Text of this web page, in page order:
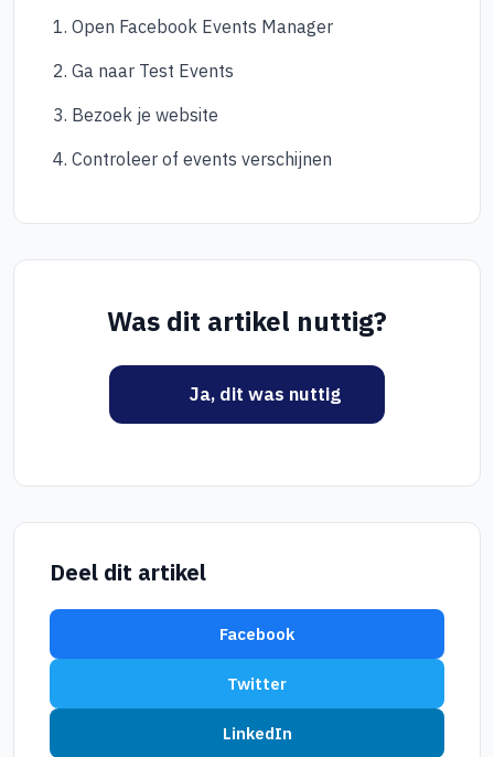
Open Facebook Events Manager
Ga naar Test Events
Bezoek je website
Controleer of events verschijnen
Was dit artikel nuttig?
Ja, dit was nuttig
Deel dit artikel
Facebook
Twitter
LinkedIn